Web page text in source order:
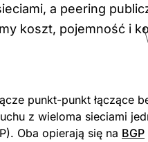
a peering
koszt, pojemność i
punkt-punkt łączące
z wieloma sieciami
Oba opierają się na BGP